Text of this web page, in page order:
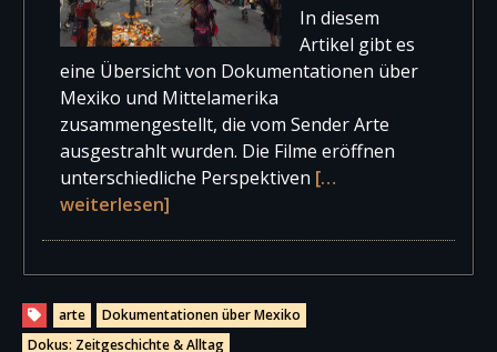
In diesem
Artikel gibt es
eine Übersicht von Dokumentationen über
Mexiko und Mittelamerika
zusammengestellt, die vom Sender Arte
ausgestrahlt wurden. Die Filme eröffnen
unterschiedliche Perspektiven […
weiterlesen]
arte
Dokumentationen über Mexiko
Dokus: Zeitgeschichte & Alltag